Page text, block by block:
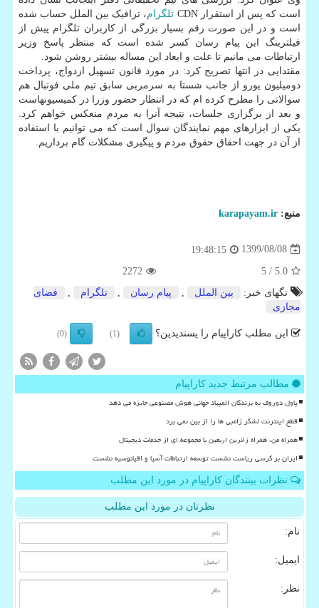
است که پس از استقرار CDN
تلگرام، ترافیک بین الملل حساب شده
است و در این صورت رقم بسیار بزرگی از کاربران تلگرام پیش از
فیلترینگ این پیام رسان کسر شده است که منتظر پاسخ وزیر
ارتباطات می مانیم تا علت و ابعاد این مساله بیشتر روشن شود.
مقتدایی در انتها تصریح کرد: در مورد قانون تسهیل ازدواج، پرداخت
دومیلیون یورو از جانب شستا به سرمربی سابق تیم ملی فوتبال هم
سوالاتی را مطرح کرده ام که در انتظار حضور وزرا در کمیسیونهاست
و بعد از برگزاری جلسات، نتیجه آنرا به مردم منعکس خواهم کرد.
یکی از ابزارهای مهم نمایندگان سوال است که می توانیم با استفاده
از آن در جهت احقاق حقوق مردم و پیگیری مشکلات گام برداریم.
منبع: karapayam.ir
1399/08/08
19:48:15
5.0
/ 5
2272
تگهای خبر:
بین الملل پیام رسان تلگرام
فضای
مجازی
این مطلب کاراپیام را پسندیدین؟ (1)
(0)
مطالب مرتبط جدید کاراپیام
پاول دوروف به برندگان المپیاد جهانی هوش مصنوعی جایزه می دهد
قطع اینترنت لشکر زامبی ها را از بین نمی برد
همراه من، همراه زائرین اربعین با مجموعه ای از خدمات دیجیتال
ایران بر کرسی ریاست نشست توسعه ارتباطات آسیا و اقیانوسیه نشست
نظرات بینندگان کاراپیام در مورد این مطلب
نظرتان در مورد این مطلب
نام:
ایمیل:
نظر: